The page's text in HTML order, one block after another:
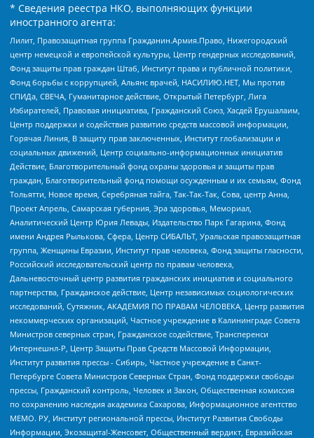
* Сведения реестра НКО, выполняющих функции
иностранного агента:
Лилит, Правозащитная группа Гражданин.Армия.Право, Нижегородский
центр немецкой и европейской культуры, Центр гендерных исследований,
Фонд защиты прав граждан Штаб, Институт права и публичной политики,
Фонд борьбы с коррупцией, Альянс врачей, НАСИЛИЮ.НЕТ, Мы против
СПИДа, СВЕЧА, Гуманитарное действие, Открытый Петербург, Лига
Избирателей, Правовая инициатива, Гражданский Союз, Хасдей Ерушалаим,
Центр поддержки и содействия развитию средств массовой информации,
Горячая Линия, В защиту прав заключенных, Институт глобализации и
социальных движений, Центр социально-информационных инициатив
Действие, Благотворительный фонд охраны здоровья и защиты прав
граждан, Благотворительный фонд помощи осужденным и их семьям, Фонд
Тольятти, Новое время, Серебряная тайга, Так-Так-Так, Сова, центр Анна,
Проект Апрель, Самарская губерния, Эра здоровья, Мемориал,
Аналитический Центр Юрия Левады, Издательство Парк Гагарина, Фонд
имени Андрея Рылькова, Сфера, Центр СИБАЛЬТ, Уральская правозащитная
группа, Женщины Евразии, Институт прав человека, Фонд защиты гласности,
Российский исследовательский центр по правам человека,
Дальневосточный центр развития гражданских инициатив и социального
партнерства, Гражданское действие, Центр независимых социологических
исследований, Сутяжник, АКАДЕМИЯ ПО ПРАВАМ ЧЕЛОВЕКА, Центр развития
некоммерческих организаций, Частное учреждение в Калининграде Совета
Министров северных стран, Гражданское содействие, Трансперенси
Интернешнл-Р, Центр Защиты Прав Средств Массовой Информации,
Институт развития прессы - Сибирь, Частное учреждение в Санкт-
Петербурге Совета Министров Северных Стран, Фонд поддержки свободы
прессы, Гражданский контроль, Человек и Закон, Общественная комиссия
по сохранению наследия академика Сахарова, Информационное агентство
МЕМО. РУ, Институт региональной прессы, Институт Развития Свободы
Информации, Экозащита!-Женсовет, Общественный вердикт, Евразийская